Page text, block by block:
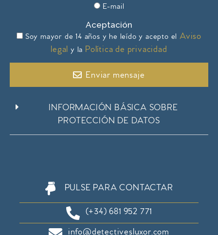
E-mail
Aceptación
Soy mayor de 14 años y he leído y acepto el Aviso
legaly la Política de privacidad
Enviar mensaje
INFORMACIÓN BÁSICA SOBRE
PROTECCIÓN DE DATOS
PULSE PARA CONTACTAR
(+34) 681 952 771
info@detectivesluxor.com